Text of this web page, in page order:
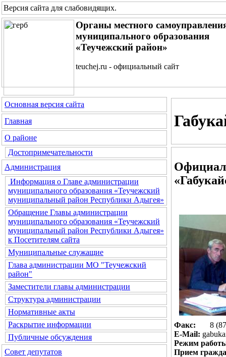
Версия сайта для слабовидящих.
Органы местного
муниципального образования
«Теучежский район»
teuchej.ru - официальный сайт
Основная версия сайта
Главная
О районе
Достопримечательности
Администрация
Информация о Главе администрации
муниципального образования «Теучежский
муниципальный район Республики Адыгея»
Обращение Главы администрации
муниципального образования «Теучежский
муниципальный район Республики Адыгея»
к Посетителям сайта
Муниципальные служащие
Глава администрации МО "Теучежский
район"
Заместители главы администрации
Структура администрации
Нормативные акты
Раскрытие информации
Публичные обсуждения
Совет депутатов
Факс: 8
E-Mail:
Режим
Прием